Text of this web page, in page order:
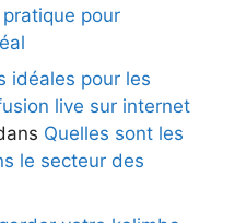
pour
idéales pour les
live sur internet
Quelles sont les
le secteur des